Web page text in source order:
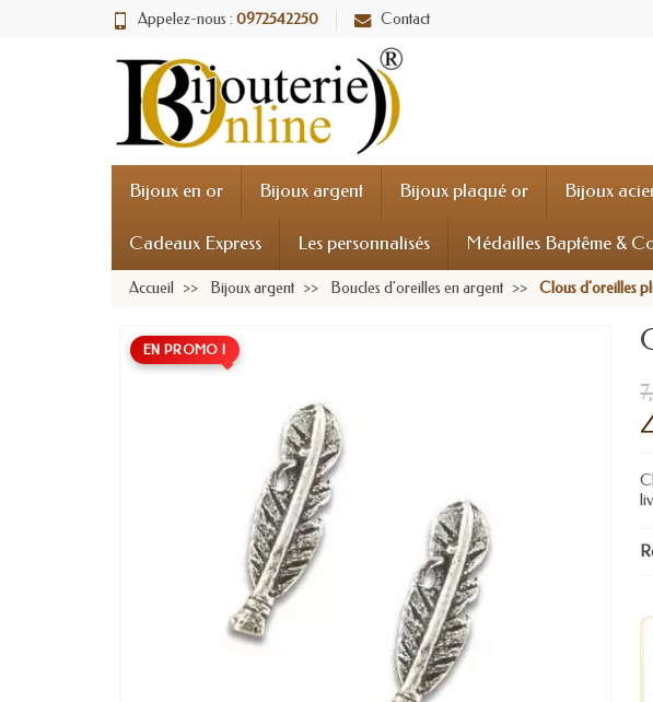
Appelez-nous : 0972542250 Contact
Bijoux en or Bijoux argent Bijoux plaqué or Bijoux
Cadeaux Express Les personnalisés Médailles Baptême &
Accueil Bijoux argent Boucles d'oreilles en argent Clous d'oreilles
EN PROMO !